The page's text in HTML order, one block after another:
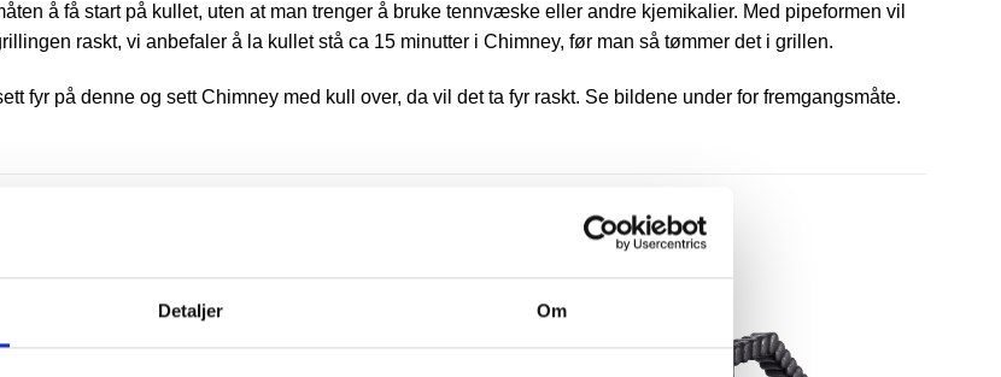
Detaljer Om
å få start på kullet, uten at man trenger å bruke tennvæske eller andre kjemikalier. Med pipeformen vil
raskt, vi anbefaler å la kullet stå ca 15 minutter i Chimney, før man så tømmer det i grillen.
fyr på denne og sett Chimney med kull over, da vil det ta fyr raskt. Se bildene under for fremgangsmåte.